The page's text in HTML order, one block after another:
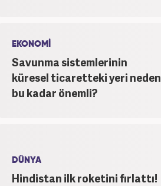
EKONOMİ
Savunma sistemlerinin
küresel ticaretteki yeri neden
bu kadar önemli?
DÜNYA
Hindistan ilk roketini fırlattı!